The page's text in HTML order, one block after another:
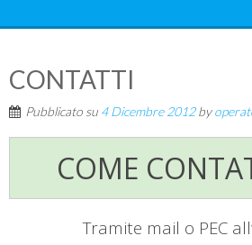
CONTATTI
Pubblicato su 4 Dicembre 2012by
COME
Tramite mail o PEC